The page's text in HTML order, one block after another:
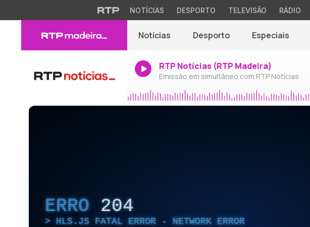
NOTÍCIAS DESPORTO TELEVISÃO RÁDIO
Notícias Desporto Especiais
RTP Notícias (RTP Madeira)
Emissão em simultâneo com RTP Notícias
ERRO 204
HLS.JS FATAL ERROR - NETWORK ERROR